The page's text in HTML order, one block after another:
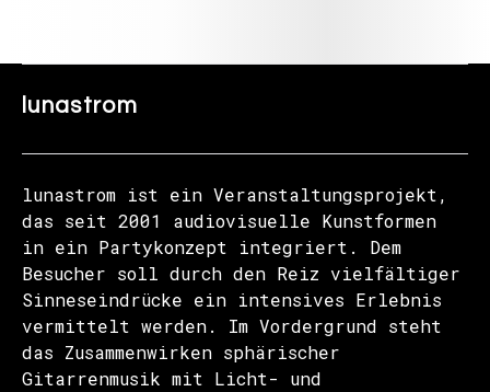
lunastrom
lunastrom ist ein Veranstaltungsprojekt,
das seit 2001 audiovisuelle Kunstformen
in ein Partykonzept integriert. Dem
Besucher soll durch den Reiz vielfältiger
Sinneseindrücke ein intensives Erlebnis
vermittelt werden. Im Vordergrund steht
das Zusammenwirken sphärischer
Gitarrenmusik mit Licht- und